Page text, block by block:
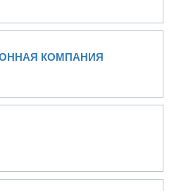
КОМПАНИЯ